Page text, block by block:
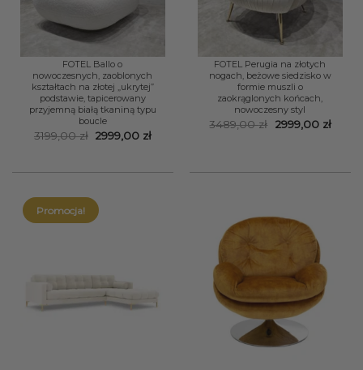
FOTEL Ballo o
nowoczesnych, zaoblonych
kształtach na złotej „ukrytej”
podstawie, tapicerowany
przyjemną białą tkaniną typu
boucle
3199,00zł Pierwotna
cena
2999,00 złAktualna
FOTEL Perugia na złotych
nogach, beżowe siedzisko w
formie muszli o
zaokrąglonych końcach,
nowoczesny styl
3489,00zł
Pierwotna
2999,00 zł
Promocja!